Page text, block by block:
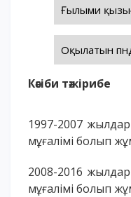
ОҚУ
Ғылыми
Оқылатын
Кәсіби тәжірибе
1997-2007
мұғалімі болып
2008-2016
мұғалімі болып